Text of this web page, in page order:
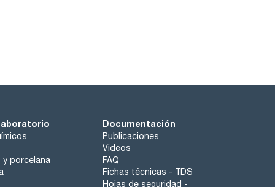
y porcelana
Documentación
Publicaciones
Videos
FAQ
Fichas técnicas - TDS
Hojas de seguridad -